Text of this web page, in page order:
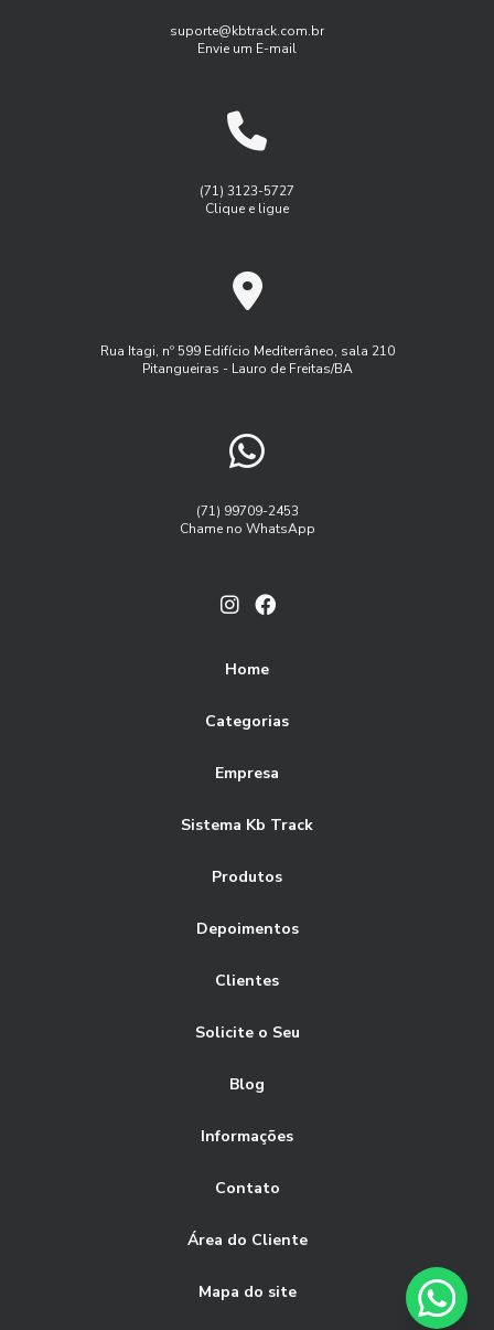
Gestão de frotas para pequenas empresas
Gestão de manutenção de frota de veiulos
Gest茫o de frota inteligente
Monitoramento de frota sistema
Programa de manutenção de frota
Rastreamento de frota via satelite
Serviço de rastreamento de frota
empresa de gestão de frotas
empresas de gestão de frotas de veículos
gerenciamento de frotas e transportes
gerenciamento de manutenção de frota
gestão de frotas empresas
gestão de frotas software
monitoramento de frota via gps
rastreamento de frota via satélite
suporte@kbtrack.com.br
Envie um E-mail
(71) 3123-5727
Clique e ligue
Rua Itagi, nº 599 Edifício Mediterrâneo, sala 210
Pitangueiras - Lauro de Freitas/BA
(71) 99709-2453
Chame no WhatsApp
Home
Categorias
Empresa
Sistema Kb Track
Produtos
Depoimentos
Clientes
Solicite o Seu
Blog
Informações
Contato
Área do Cliente
Mapa do site